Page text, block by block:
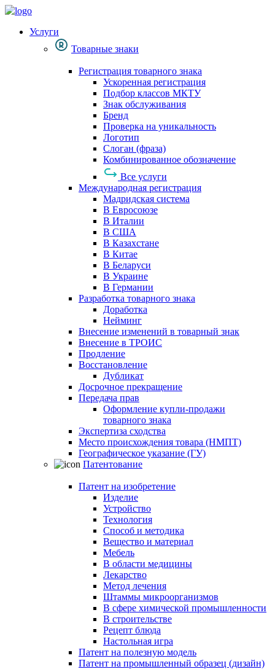
Услуги
Товарные знаки
Регистрация товарного знака
Ускоренная регистрация
Подбор классов МКТУ
Знак обслуживания
Бренд
Проверка на уникальность
Логотип
Слоган (фраза)
Комбинированное обозначение
Все услуги
Международная регистрация
Мадридская система
В Евросоюзе
В Италии
В США
В Казахстане
В Китае
В Беларуси
В Украине
В Германии
Разработка товарного знака
Доработка
Нейминг
Внесение изменений в товарный знак
Внесение в ТРОИС
Продление
Восстановление
Дубликат
Досрочное прекращение
Передача прав
Оформление купли-продажи
товарного знака
Экспертиза сходства
Место происхождения товара (НМПТ)
Географическое указание (ГУ)
Патентование
Патент на изобретение
Изделие
Устройство
Технология
Способ и методика
Вещество и материал
Мебель
В области медицины
Лекарство
Метод лечения
Штаммы микроорганизмов
В сфере химической промышленности
В строительстве
Рецепт блюда
Настольная игра
Патент на полезную модель
Патент на промышленный образец (дизайн)